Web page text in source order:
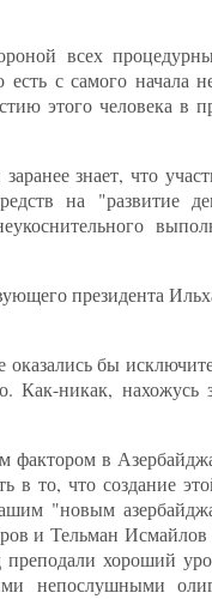
всех
с самого начала
этого человека в
знает, что
на "развитие
президента
оказались бы
Как-никак, нахожусь
фактором в
в то, что создание
"новым
и Тельман
преподали хороший
непослушными